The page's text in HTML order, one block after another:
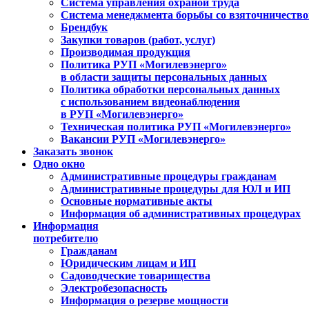
Система управления охраной труда
Система менеджмента борьбы со
Брендбук
Закупки товаров (работ, услуг)
Производимая продукция
Политика РУП «Могилевэнерго»
в области защиты персональных данных
Политика обработки персональных данных
с использованием видеонаблюдения
в РУП «Могилевэнерго»
Техническая политика РУП «Могилевэнерго»
Вакансии РУП «Могилевэнерго»
Заказать звонок
Одно окно
Административные процедуры гражданам
Административные процедуры для ЮЛ и ИП
Основные нормативные акты
Информация об административных процедурах
Информация
потребителю
Гражданам
Юридическим лицам и ИП
Садоводческие товарищества
Электробезопасность
Информация о резерве мощности